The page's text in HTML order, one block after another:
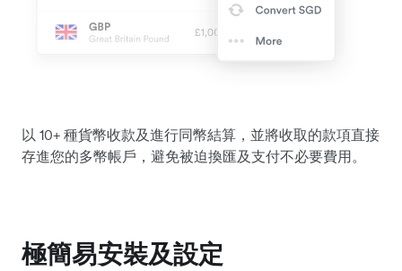
以 10+ 種貨幣收款及進行同幣結算，並將收取的款項直接
存進您的多幣帳戶，避免被迫換匯及支付不必要費用。
極簡易安裝及設定